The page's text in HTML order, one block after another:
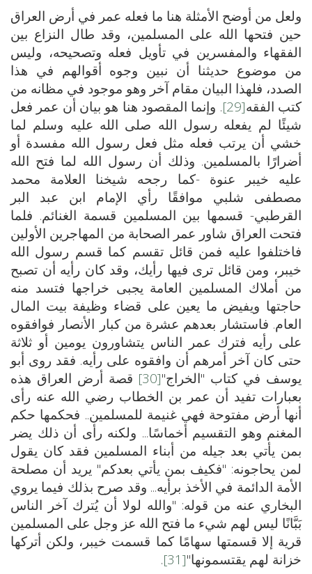
ولعل من أوضح الأمثلة هنا ما فعله عمر في أرض العراق
حين فتحها الله على المسلمين، وقد طال النزاع بين
الفقهاء والمفسرين في تأويل فعله وتصحيحه، وليس
من موضوع حديثنا أن نبين وجوه أقوالهم في هذا
الصدد، فلهذا البيان مقام آخر وهو موجود في مظانه من
كتب الفقه[29]
. وإنما المقصود هنا هو بيان أن عمر فعل
شيئًا لم يفعله رسول الله صلى الله عليه وسلم لما
خشي أن يرتب فعله مثل فعل رسول الله مفسدة أو
أضرارًا بالمسلمين. وذلك أن رسول الله لما فتح الله
عليه خيبر عنوة -كما رجحه شيخنا العلامة محمد
مصطفى شلبي موافقًا رأي الإمام ابن عبد البر
القرطبي- قسمها بين المسلمين قسمة الغنائم. فلما
فتحت العراق شاور عمر الصحابة من المهاجرين الأولين
فاختلفوا عليه فمن قائل تقسم كما قسم رسول الله
خيبر، ومن قائل ترى فيها رأيك، وقد كان رأيه أن تصبح
من أملاك المسلمين العامة يجبى خراجها فتسد منه
حاجتها ويفيض ما يعين على قضاء وظيفة بيت المال
العام. فاستشار بعدهم عشرة من كبار الأنصار فوافقوه
على رأيه فترك عمر الناس يتشاورون يومين أو ثلاثة
حتى كان آخر أمرهم أن وافقوه على رأيه. فقد روى أبو
يوسف في كتاب "الخراج"[30]
قصة أرض العراق هذه
بعبارات تفيد أن عمر بن الخطاب رضي الله عنه رأى
أنها أرض مفتوحة فهي غنيمة للمسلمين.. فحكمها حكم
المغنم وهو التقسيم أخماسًا... ولكنه رأى أن ذلك يضر
بمن يأتي بعد جيله من أبناء المسلمين فقد كان يقول
لمن يحاجونه: "فكيف بمن يأتي بعدكم" يريد أن مصلحة
الأمة الدائمة في الأخذ برأيه... وقد صرح بذلك فيما يروي
البخاري عنه من قوله: "والله لولا أن يُترك آخر الناس
بَبَّانًا ليس لهم شيء ما فتح الله عز وجل على المسلمين
قرية إلا قسمتها سهامًا كما قسمت خيبر، ولكن أتركها
خزانة لهم يقتسمونها"[31]
.